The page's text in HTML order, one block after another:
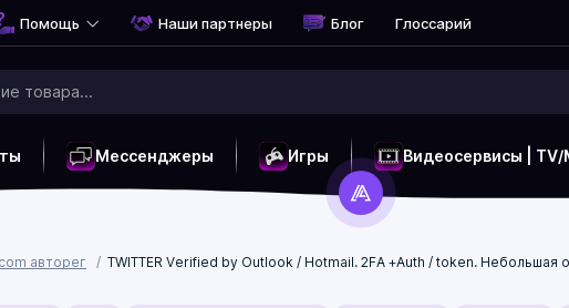
Помощь Наши партнеры Блог Глоссарий
Мессенджеры Игры Видеосервисы | TV/
авторег TWITTER Verified by Outlook / Hotmail. 2FA +Auth / token.